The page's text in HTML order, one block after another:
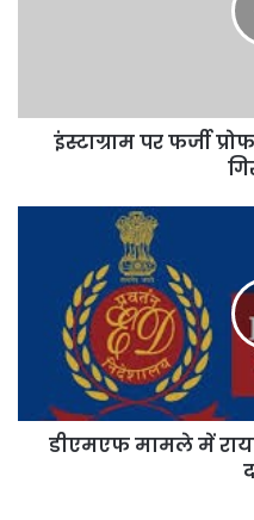
इंस्टाग्राम पर फर्जी
डीएमएफ मामले में